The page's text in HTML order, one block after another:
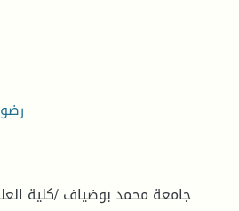
جامعة محمد بوضياف /كلية